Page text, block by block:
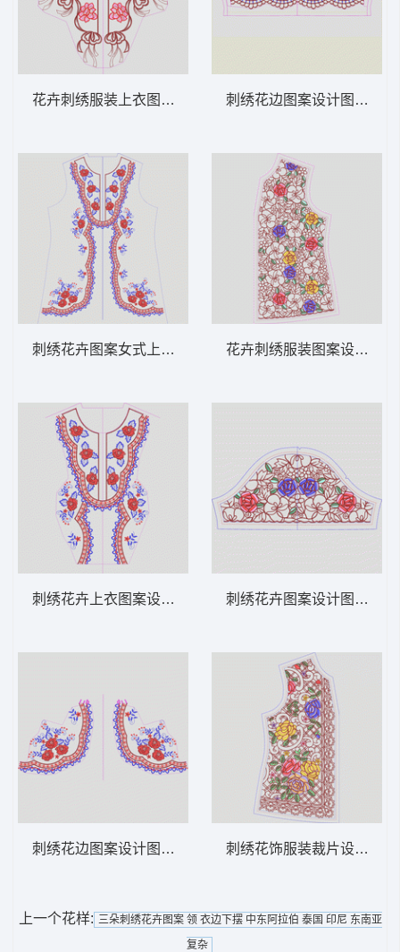
花卉刺绣服装上衣图案 领 衣边下摆 中东阿
刺绣花卉图案女式上衣设计图 领 衣边下摆
刺绣花卉上衣图案设计 领 衣边下摆 中东阿
刺绣花边图案设计图 领 衣边下摆 中东阿拉
刺绣花边图案设计图 领 衣
花卉刺绣服装图案设计 领
刺绣花卉图案设计图 领 衣
刺绣花饰服装裁片设计图
上一个花样: 三朵刺绣花卉图案 领 衣边下摆 中东阿拉伯 泰国 印尼 东南亚
复杂